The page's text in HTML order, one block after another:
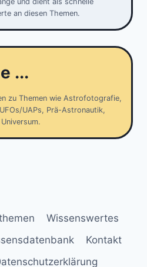
an diesen Themen.
...
zu Themen wie Astrofotografie,
UAPs, Prä-Astronautik,
Wissenswertes
Kontakt